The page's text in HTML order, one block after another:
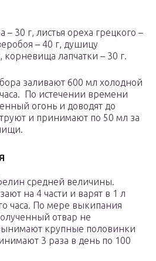
– 30 г, листья ореха грецкого –
– 40 г, душицу
лапчатки – 30 г.
заливают 600 мл холодной
По истечении времени
огонь и доводят до
и принимают по 50 мл за
средней величины.
на 4 части и варят в 1 л
часа. По мере выкипания
отвар не
крупные половинки
3 раза в день по 100